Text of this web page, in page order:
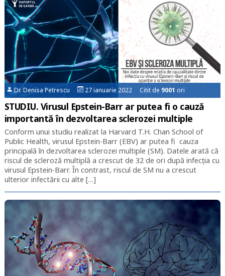
Dr. Denisa Petrescu 27 ianuarie 2022 Citit de 9001 ori
STUDIU. Virusul Epstein-Barr ar putea fi o cauză
importantă în dezvoltarea sclerozei multiple
Conform unui studiu realizat la Harvard T.H. Chan School of
Public Health, virusul Epstein-Barr (EBV) ar putea fi cauza
principală în dezvoltarea sclerozei multiple (SM). Datele arată că
riscul de scleroză multiplă a crescut de 32 de ori după infecția cu
virusul Epstein-Barr. În contrast, riscul de SM nu a crescut
ulterior infectării cu alte […]